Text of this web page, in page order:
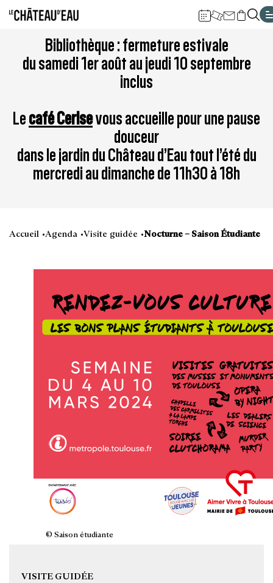
Aller
contenu
Aller
à
la
navigation
à
la
recherche
Aller
au
pied
plan
Bibliothèque : fermeture estivale
du samedi 1er août au jeudi 10 septembre
inclus
Lecafé Cerisevous accueille pour une pause
douceur
dans le jardin du Château d’Eau tout l’été du
mercredi au dimanche de 11h30 à 18h
Accueil Agenda Visite guidée Nocturne – Saison Étudiante
© Saison étudiante
VISITE GUIDÉE